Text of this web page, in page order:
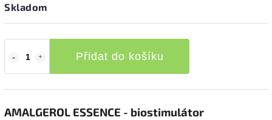
Skladom
Přidat do košíku
AMALGEROL ESSENCE - biostimulátor